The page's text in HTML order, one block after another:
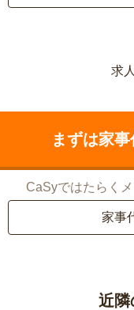
求
まずは家
CaSyではたらく
家事
近隣